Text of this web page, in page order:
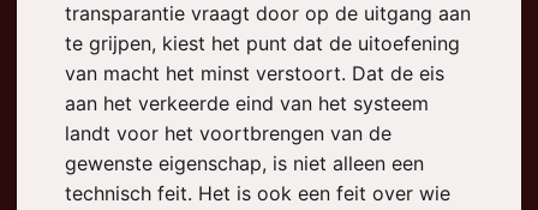
transparantie vraagt door op de uitgang aan
te grijpen, kiest het punt dat de uitoefening
van macht het minst verstoort. Dat de eis
aan het verkeerde eind van het systeem
landt voor het voortbrengen van de
gewenste eigenschap, is niet alleen een
technisch feit. Het is ook een feit over wie